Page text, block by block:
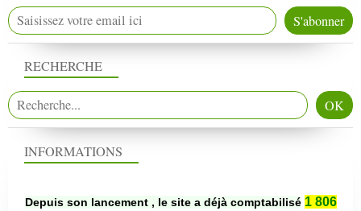
RECHERCHE
INFORMATIONS
Depuis son lancement , le site a déjà comptabilisé 1 806